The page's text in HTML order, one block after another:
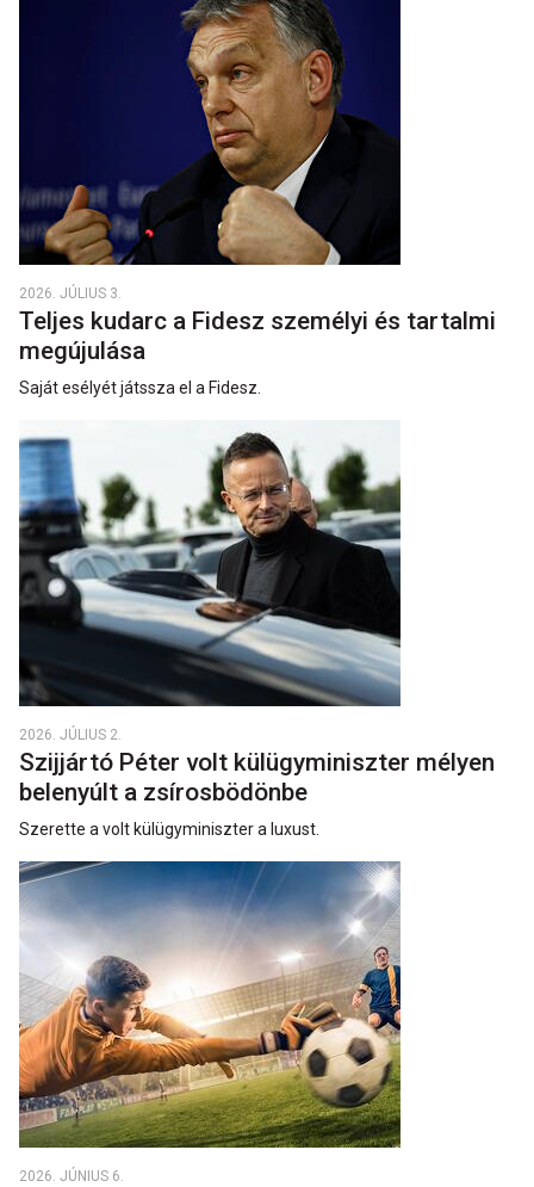
2026. JÚLIUS 3.
Teljes kudarc a Fidesz személyi és tartalmi
megújulása
Saját esélyét játssza el a Fidesz.
2026. JÚLIUS 2.
Szijjártó Péter volt külügyminiszter mélyen
belenyúlt a zsírosbödönbe
Szerette a volt külügyminiszter a luxust.
2026. JÚNIUS 6.